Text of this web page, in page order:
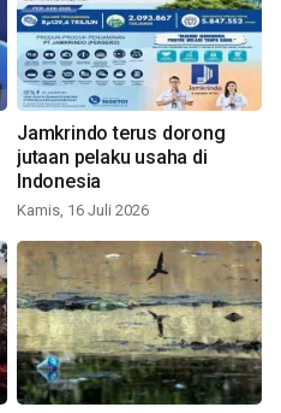
Jamkrindo terus dorong
jutaan pelaku usaha di
Indonesia
Kamis, 16 Juli 2026